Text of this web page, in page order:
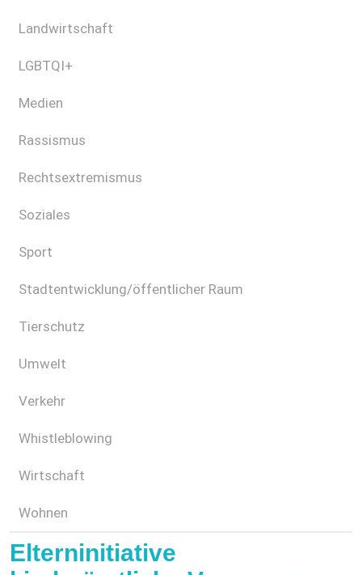
Landwirtschaft
LGBTQI+
Medien
Rassismus
Rechtsextremismus
Soziales
Sport
Stadtentwicklung/öffentlicher Raum
Tierschutz
Umwelt
Verkehr
Whistleblowing
Wirtschaft
Wohnen
Elterninitiative